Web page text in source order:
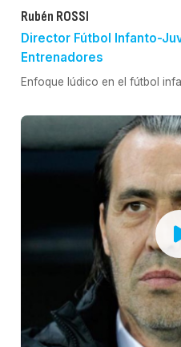
Rubén ROSSI
Director Fútbol Infanto-
Entrenadores
Enfoque lúdico en el fútbol